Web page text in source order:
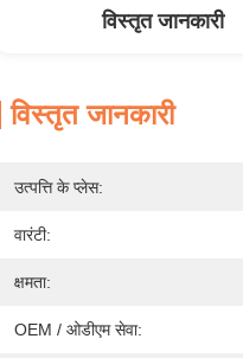
विस्तृत जानकारी
विस्तृत जानकारी
उत्पत्ति के प्लेस:
वारंटी:
क्षमता:
OEM / ओडीएम सेवा: